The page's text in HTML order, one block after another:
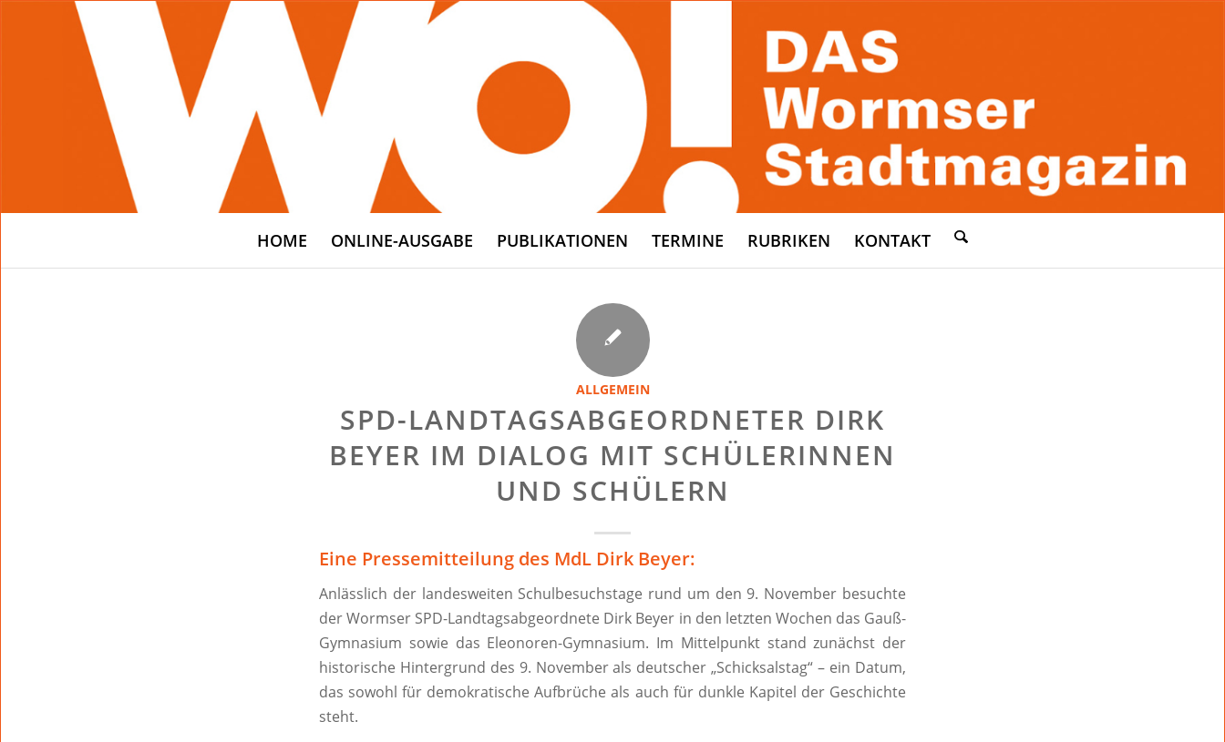
HOME ONLINE-AUSGABE PUBLIKATIONEN TERMINE RUBRIKEN KONTAKT
ALLGEMEIN
SPD-LANDTAGSABGEORDNETER DIRK
BEYER IM DIALOG MIT SCHÜLERINNEN
UND SCHÜLERN
Eine Pressemitteilung des MdL Dirk Beyer:
Anlässlich der landesweiten Schulbesuchstage rund um den 9. November besuchte
der Wormser SPD-Landtagsabgeordnete Dirk Beyer in den letzten Wochen das Gauß-
Gymnasium sowie das Eleonoren-Gymnasium. Im Mittelpunkt stand zunächst der
historische Hintergrund des 9. November als deutscher „Schicksalstag“ – ein Datum,
das sowohl für demokratische Aufbrüche als auch für dunkle Kapitel der Geschichte
steht.